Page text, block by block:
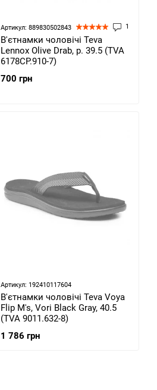
Артикул: 889830502843 1
В'єтнамки чоловічі Teva
Lennox Olive Drab, р. 39.5 (TVA
6178CP.910-7)
700 грн
Артикул: 192410117604
В'єтнамки чоловічі Teva Voya
Flip M's, Vori Black Gray, 40.5
(TVA 9011.632-8)
1 786 грн